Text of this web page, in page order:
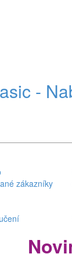
-
zákazníky